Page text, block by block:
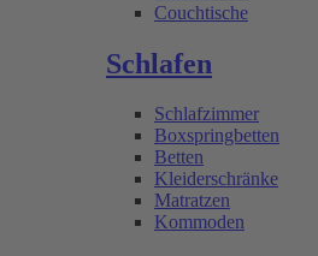
Couchtische
Schlafen
Schlafzimmer
Boxspringbetten
Betten
Kleiderschränke
Matratzen
Kommoden